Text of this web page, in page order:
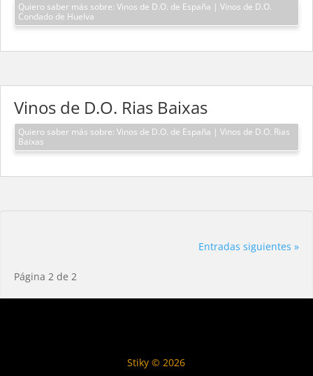
Quiero saber más sobre: Vinos de D.O. de España | Vinos de D.O.
Condado de Huelva
Vinos de D.O. Rias Baixas
Quiero saber más sobre: Vinos de D.O. de España | Vinos de D.O. Rias
Baixas
Entradas siguientes »
Página 2 de 2
Stiky © 2026